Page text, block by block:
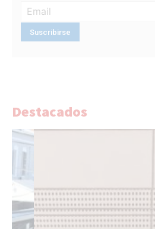
Destacados